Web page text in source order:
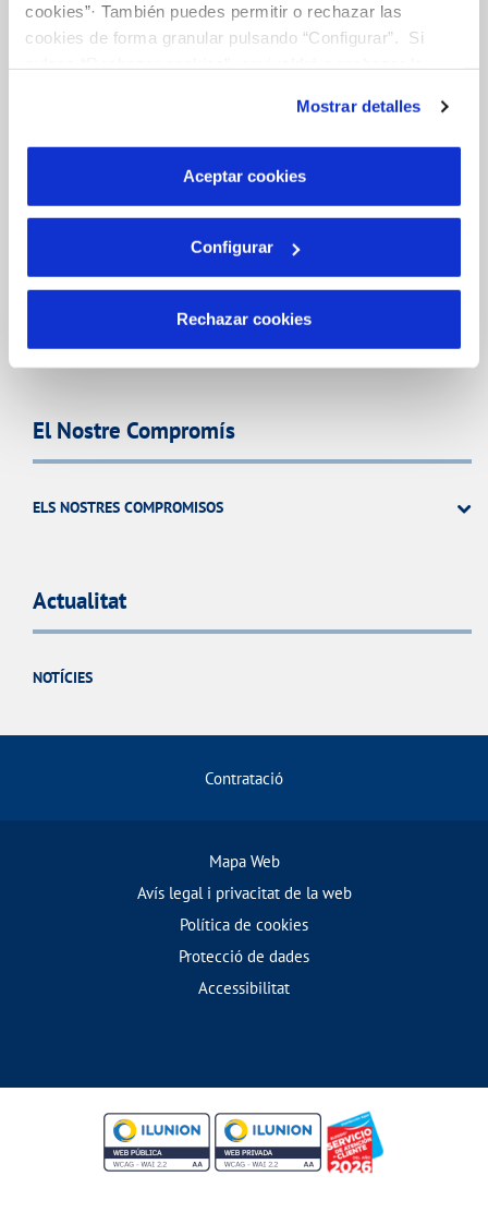
cookies”· También puedes permitir o rechazar las
cookies de forma granular pulsando “Configurar”. Si
son indispensables para que el sitio web funcione y que
por tanto no se pueden desactivar. Puedes consultar
más información en nuestraPolítica de Cookies
Mostrar detalles
Aceptar cookies
Configurar
Rechazar cookies
Coneix-nos
El Nostre Compromís
ELS NOSTRES COMPROMISOS
Actualitat
NOTÍCIES
Contratació
Mapa Web
Avís legal i privacitat de la web
Política de cookies
Protecció de dades
Accessibilitat